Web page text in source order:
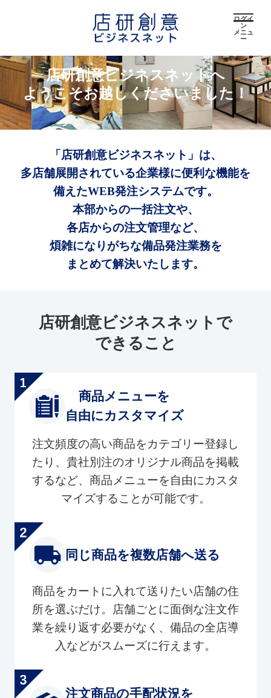
ログイ
ン
メニュ
ー
店研創意ビジネスネットへ
ようこそお越しくださいました！
「店研創意ビジネスネット」は、
多店舗展開されている企業様に便利な機能を
備えたWEB発注システムです。
本部からの一括注文や、
各店からの注文管理など、
煩雑になりがちな備品発注業務を
まとめて解決いたします。
店研創意ビジネスネットで
できること
商品メニューを
自由にカスタマイズ
注文頻度の高い商品をカテゴリー登録し
たり、貴社別注のオリジナル商品を掲載
するなど、商品メニューを自由にカスタ
マイズすることが可能です。
同じ商品を複数店舗へ送る
商品をカートに入れて送りたい店舗の住
所を選ぶだけ。店舗ごとに面倒な注文作
業を繰り返す必要がなく、備品の全店導
入などがスムーズに行えます。
注文商品の手配状況を